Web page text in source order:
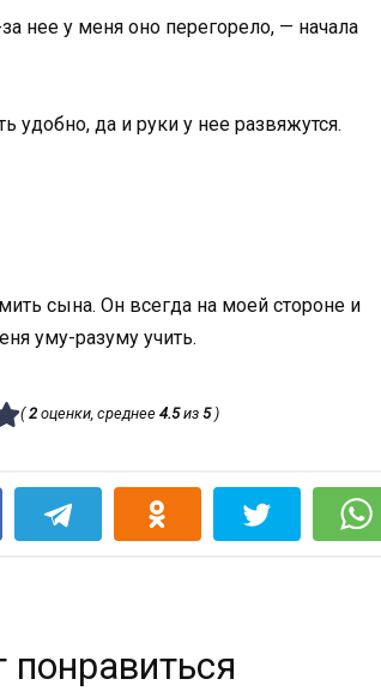
нее у меня оно перегорело, — начала
удобно, да и руки у нее развяжутся.
сына. Он всегда на моей стороне и
уму-разуму учить.
(2 оценки, среднее4.5из5)